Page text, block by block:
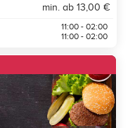
min. ab 13,00 €
11:00 - 02:00
11:00 - 02:00